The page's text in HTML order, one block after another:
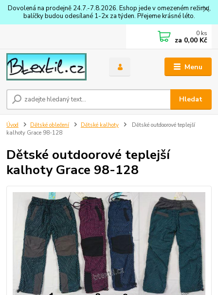
Dovolená na prodejně 24.7.-7.8.2026. Eshop jede v omezeném režimu,
balíčky budou odesílané 1-2x za týden. Přejeme krásné léto.
Menu
Hledat
0 ks
za 0,00 Kč
Úvod Dětské oblečení Dětské kalhoty
Dětské outdoorové teplejší
kalhoty Grace 98-128
Dětské outdoorové teplejší
kalhoty Grace 98-128